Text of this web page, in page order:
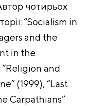
чотирьох
“Socialism in
and the
in the
and
(1999), “Last
Carpathians”